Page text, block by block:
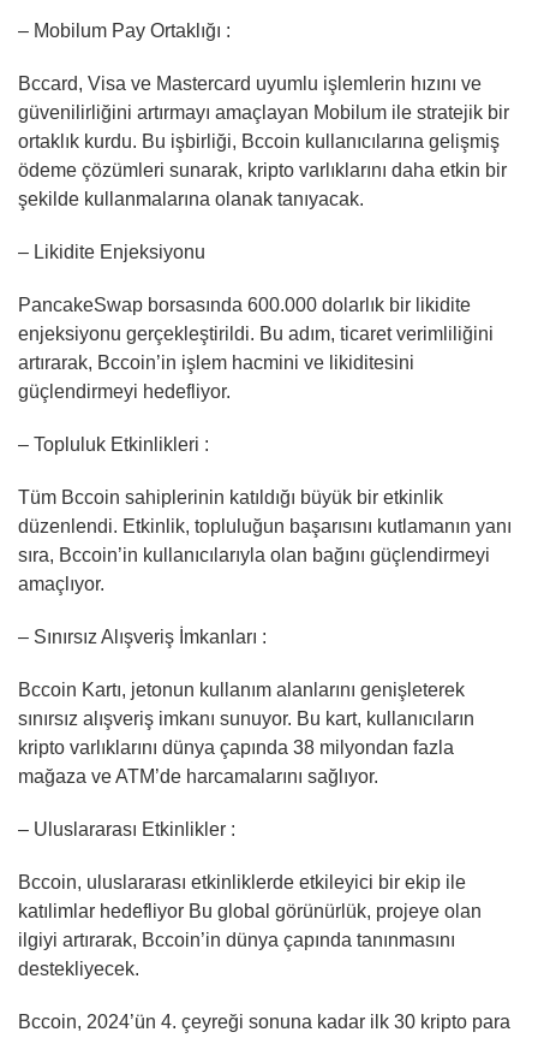
– Mobilum Pay Ortaklığı :
Bccard, Visa ve Mastercard uyumlu işlemlerin hızını ve
güvenilirliğini artırmayı amaçlayan Mobilum ile stratejik bir
ortaklık kurdu. Bu işbirliği, Bccoin kullanıcılarına gelişmiş
ödeme çözümleri sunarak, kripto varlıklarını daha etkin bir
şekilde kullanmalarına olanak tanıyacak.
– Likidite Enjeksiyonu
PancakeSwap borsasında 600.000 dolarlık bir likidite
enjeksiyonu gerçekleştirildi. Bu adım, ticaret verimliliğini
artırarak, Bccoin’in işlem hacmini ve likiditesini
güçlendirmeyi hedefliyor.
– Topluluk Etkinlikleri :
Tüm Bccoin sahiplerinin katıldığı büyük bir etkinlik
düzenlendi. Etkinlik, topluluğun başarısını kutlamanın yanı
sıra, Bccoin’in kullanıcılarıyla olan bağını güçlendirmeyi
amaçlıyor.
– Sınırsız Alışveriş İmkanları :
Bccoin Kartı, jetonun kullanım alanlarını genişleterek
sınırsız alışveriş imkanı sunuyor. Bu kart, kullanıcıların
kripto varlıklarını dünya çapında 38 milyondan fazla
mağaza ve ATM’de harcamalarını sağlıyor.
– Uluslararası Etkinlikler :
Bccoin, uluslararası etkinliklerde etkileyici bir ekip ile
katılimlar hedefliyor Bu global görünürlük, projeye olan
ilgiyi artırarak, Bccoin’in dünya çapında tanınmasını
destekliyecek.
Bccoin, 2024’ün 4. çeyreği sonuna kadar ilk 30 kripto para